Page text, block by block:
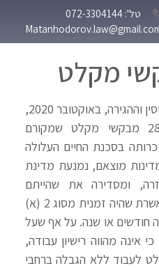
טל': 072-3304144
מקלט
פ"י נתוניה של רשות האוכלוסין וההגירה, באוקטובר 2020,
חיו בישראל קרוב ל-28,000 מבקשי מקלט שמקורם
בסכנת החיים העלולה
מוצאם, נמנעת מדינת
ומסדירה את שהייתם
בגבולות המדינה באמצעות אשרת שהיה זמנית מסוג 2 (א)
חודשים או שנה. על אף שעל
אינה מהווה רישיון עבודה,
לעבוד ללא הגבלה ברחבי